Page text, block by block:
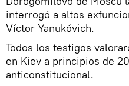
interrogó a altos
Víctor Yanukóvich.
Todos los testigos
en Kiev a principios de
anticonstitucional.